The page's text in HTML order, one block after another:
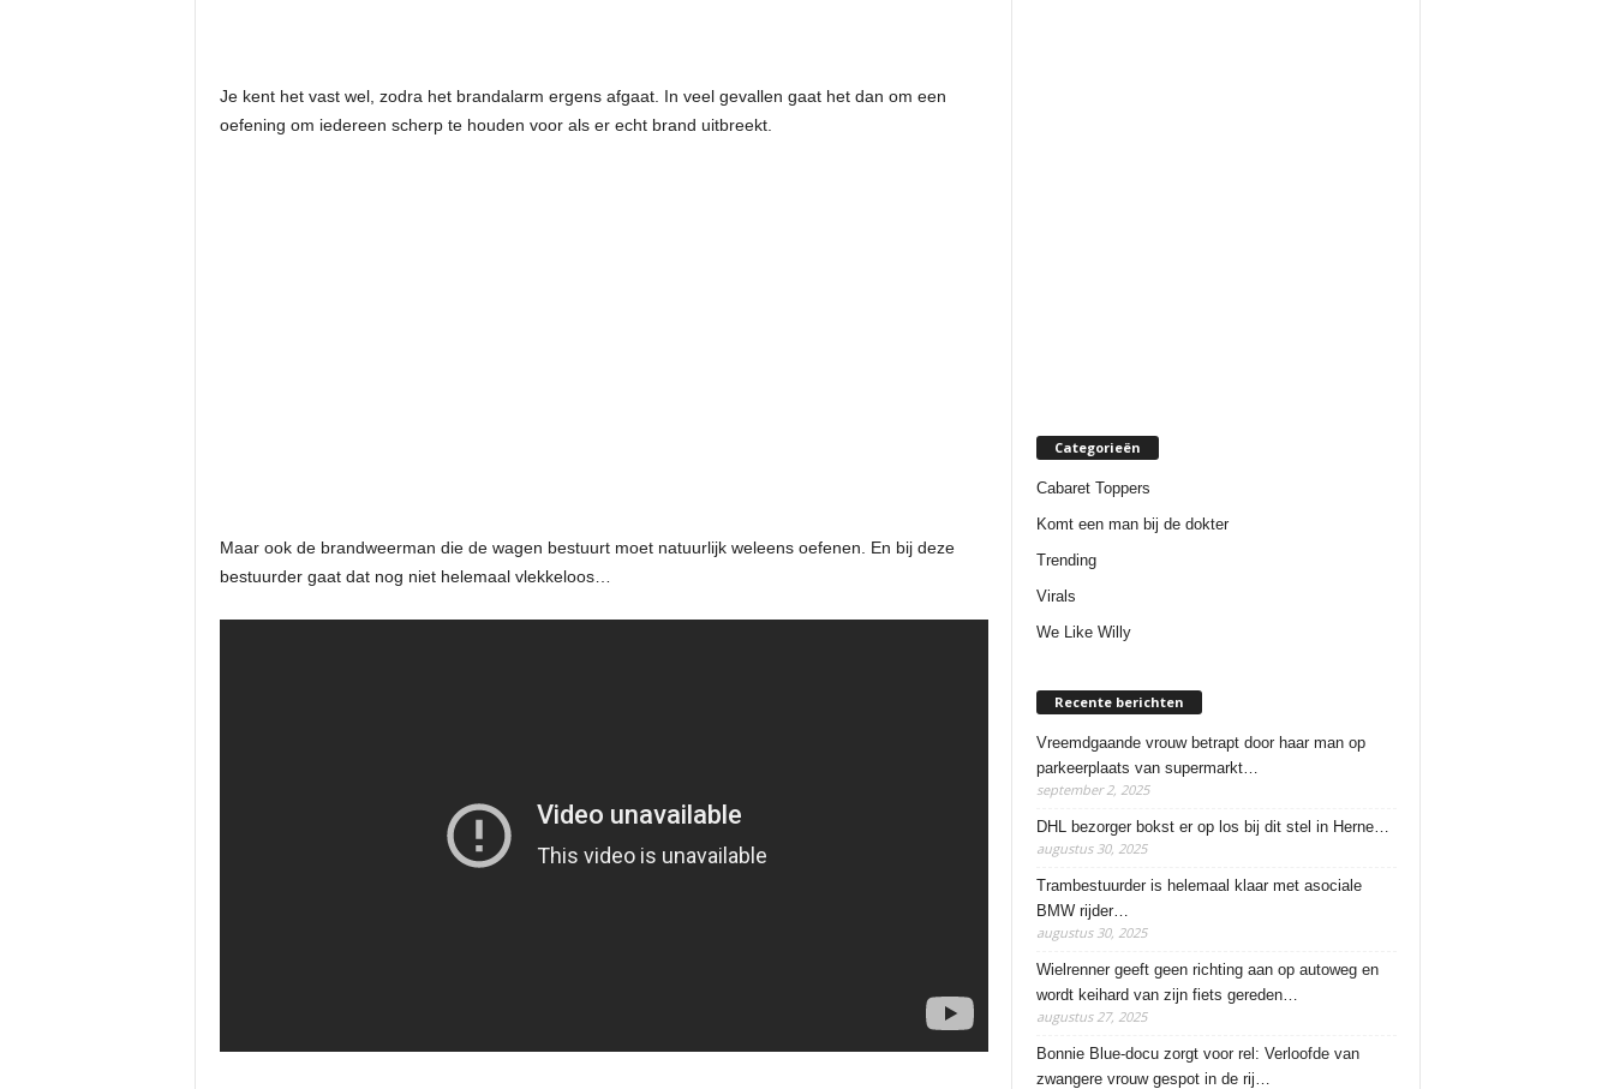
Je kent het vast wel, zodra het brandalarm ergens afgaat. In veel gevallen gaat het dan om een
oefening om iedereen scherp te houden voor als er echt brand uitbreekt.
Maar ook de brandweerman die de wagen bestuurt moet natuurlijk weleens oefenen. En bij deze
bestuurder gaat dat nog niet helemaal vlekkeloos…
Categorieën
Cabaret Toppers
Komt een man bij de dokter
Trending
Virals
We Like Willy
Recente berichten
Vreemdgaande vrouw betrapt door haar man op
parkeerplaats van supermarkt…
september 2, 2025
DHL bezorger bokst er op los bij dit stel in Herne…
augustus 30, 2025
Trambestuurder is helemaal klaar met asociale
BMW rijder…
augustus 30, 2025
Wielrenner geeft geen richting aan op autoweg en
wordt keihard van zijn fiets gereden…
augustus 27, 2025
Bonnie Blue-docu zorgt voor rel: Verloofde van
zwangere vrouw gespot in de rij…